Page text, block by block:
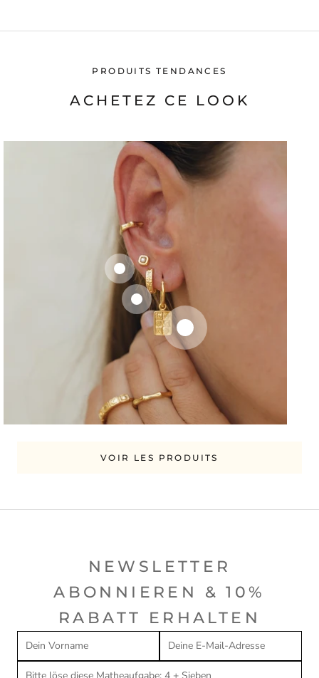
PRODUITS TENDANCES
ACHETEZ CE LOOK
VOIR LES PRODUITS
NEWSLETTER
ABONNIEREN & 10%
RABATT ERHALTEN